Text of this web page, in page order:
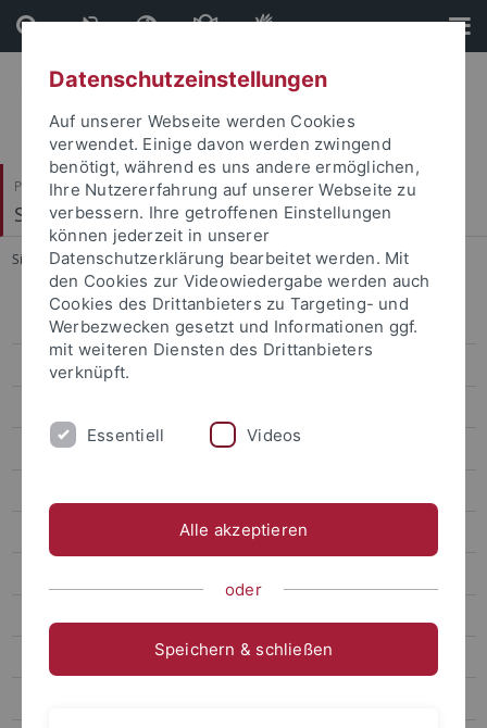
Direkt
zum
Inhalt
Direkt
zur
Fußleiste
Philosophische Fakultät
Seminar für Sprachwissenschaft
Sie sind hier: Startseite ... Access
Forschung
Projekte
Ressourcen
Agreements and Guidelines
Datenschutzeinstellungen
Auf unserer Webseite werden Cookies
verwendet. Einige davon werden zwingend
benötigt, während es uns andere ermöglichen,
Ihre Nutzererfahrung auf unserer Webseite zu
verbessern. Ihre getroffenen Einstellungen
können jederzeit in unserer
Datenschutzerklärung bearbeitet werden. Mit
den Cookies zur Videowiedergabe werden auch
Cookies des Drittanbieters zu Targeting- und
Werbezwecken gesetzt und Informationen ggf.
mit weiteren Diensten des Drittanbieters
verknüpft.
Essentiell Videos
Alle akzeptieren
oder
Speichern & schließen